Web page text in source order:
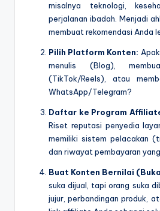
misalnya teknologi,
perjalanan ibadah. Menjadi
membuat rekomendasi Anda
Pilih Platform Konten:
menulis (Blog),
(TikTok/Reels), atau
WhatsApp/Telegram?
Daftar ke Program
Riset reputasi penyedia
memiliki sistem pelacakan
dan riwayat pembayaran
Buat Konten Bernilai
suka dijual, tapi orang suka
jujur, perbandingan produk,